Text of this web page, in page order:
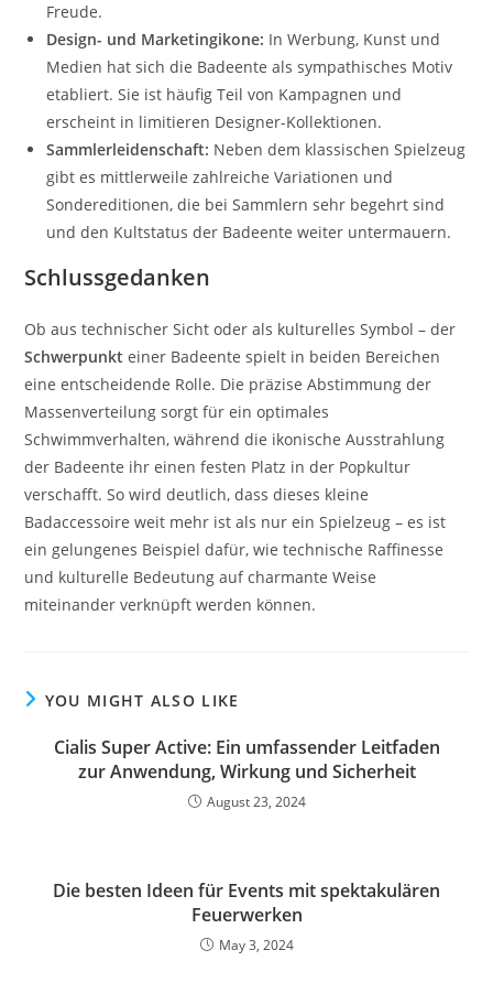
Freude.
Design- und Marketingikone: In Werbung, Kunst und
Medien hat sich die Badeente als sympathisches Motiv
etabliert. Sie ist häufig Teil von Kampagnen und
erscheint in limitieren Designer-Kollektionen.
Sammlerleidenschaft: Neben dem klassischen Spielzeug
gibt es mittlerweile zahlreiche Variationen und
Sondereditionen, die bei Sammlern sehr begehrt sind
und den Kultstatus der Badeente weiter untermauern.
Schlussgedanken
Ob aus technischer Sicht oder als kulturelles Symbol – der
Schwerpunkt einer Badeente spielt in beiden Bereichen
eine entscheidende Rolle. Die präzise Abstimmung der
Massenverteilung sorgt für ein optimales
Schwimmverhalten, während die ikonische Ausstrahlung
der Badeente ihr einen festen Platz in der Popkultur
verschafft. So wird deutlich, dass dieses kleine
Badaccessoire weit mehr ist als nur ein Spielzeug – es ist
ein gelungenes Beispiel dafür, wie technische Raffinesse
und kulturelle Bedeutung auf charmante Weise
miteinander verknüpft werden können.
YOU MIGHT ALSO LIKE
Cialis Super Active: Ein umfassender Leitfaden
zur Anwendung, Wirkung und Sicherheit
August 23, 2024
Die besten Ideen für Events mit spektakulären
Feuerwerken
May 3, 2024